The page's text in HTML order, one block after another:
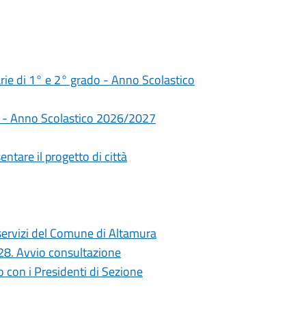
di 1° e 2° grado - Anno Scolastico
Anno Scolastico 2026/2027
il progetto di città
del Comune di Altamura
Avvio consultazione
i Presidenti di Sezione